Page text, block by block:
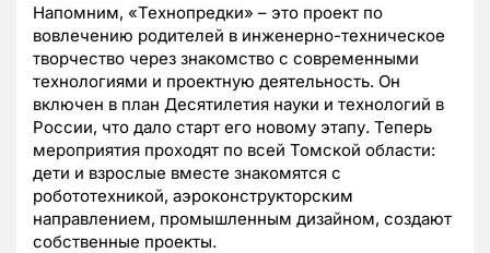
Напомним, «Технопредки» – это проект по
вовлечению родителей в инженерно-техническое
творчество через знакомство с современными
технологиями и проектную деятельность. Он
включен в план Десятилетия науки и технологий в
России, что дало старт его новому этапу. Теперь
мероприятия проходят по всей Томской области:
дети и взрослые вместе знакомятся с
робототехникой, аэроконструкторским
направлением, промышленным дизайном, создают
собственные проекты.